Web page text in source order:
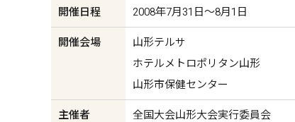
開催日程 2008年7月31日〜8月1日
開催会場
山形テルサ
ホテルメトロポリタン山形
山形市保健センター
主催者 全国大会山形大会実行委員会